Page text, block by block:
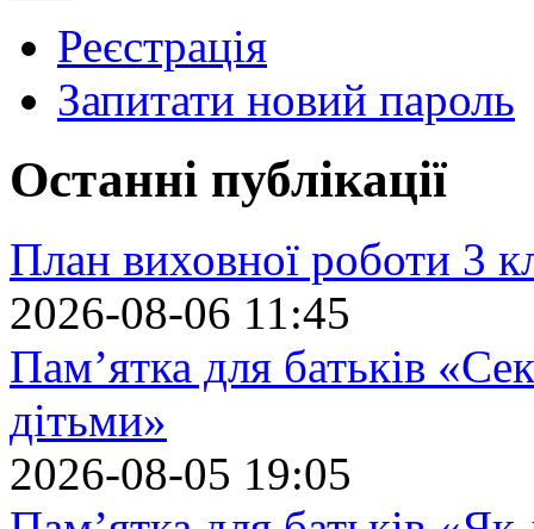
Реєстрація
Запитати новий пароль
Останні публікації
План виховної роботи 3
2026-08-06 11:45
Пам’ятка для батьків
дітьми»
2026-08-05 19:05